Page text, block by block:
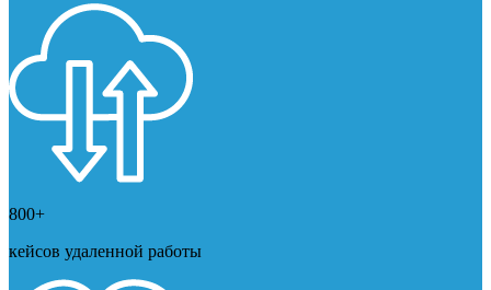
800+
кейсов удаленной работы